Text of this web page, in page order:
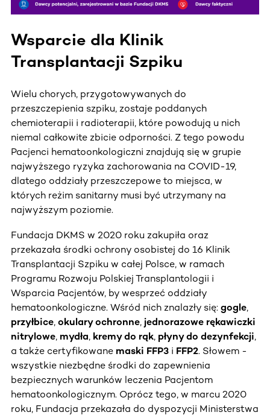
Wsparcie dla Klinik
Transplantacji Szpiku
Wielu chorych, przygotowywanych do
przeszczepienia szpiku, zostaje poddanych
chemioterapii i radioterapii, które powodują u nich
niemal całkowite zbicie odporności. Z tego powodu
Pacjenci hematoonkologiczni znajdują się w grupie
najwyższego ryzyka zachorowania na COVID-19,
dlatego oddziały przeszczepowe to miejsca, w
których reżim sanitarny musi być utrzymany na
najwyższym poziomie.
Fundacja DKMS w 2020 roku zakupiła oraz
przekazała środki ochrony osobistej do 16 Klinik
Transplantacji Szpiku w całej Polsce, w ramach
Programu Rozwoju Polskiej Transplantologii i
Wsparcia Pacjentów, by wesprzeć oddziały
hematoonkologiczne. Wśród nich znalazły się: gogle,
przyłbice, okulary ochronne, jednorazowe rękawiczki
nitrylowe, mydła, kremy do rąk, płyny do dezynfekcji,
a także certyfikowane maski FFP3 i FFP2. Słowem -
wszystkie niezbędne środki do zapewnienia
bezpiecznych warunków leczenia Pacjentom
hematoonkologicznym. Oprócz tego, w marcu 2020
roku, Fundacja przekazała do dyspozycji Ministerstwa